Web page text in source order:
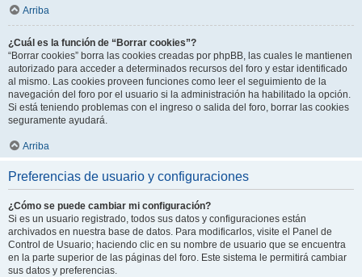
Arriba
¿Cuál es la función de “Borrar cookies”?
“Borrar cookies” borra las cookies creadas por phpBB, las cuales le mantienen
autorizado para acceder a determinados recursos del foro y estar identificado
al mismo. Las cookies proveen funciones como leer el seguimiento de la
navegación del foro por el usuario si la administración ha habilitado la opción.
Si está teniendo problemas con el ingreso o salida del foro, borrar las cookies
seguramente ayudará.
Arriba
Preferencias de usuario y configuraciones
¿Cómo se puede cambiar mi configuración?
Si es un usuario registrado, todos sus datos y configuraciones están
archivados en nuestra base de datos. Para modificarlos, visite el Panel de
Control de Usuario; haciendo clic en su nombre de usuario que se encuentra
en la parte superior de las páginas del foro. Este sistema le permitirá cambiar
sus datos y preferencias.